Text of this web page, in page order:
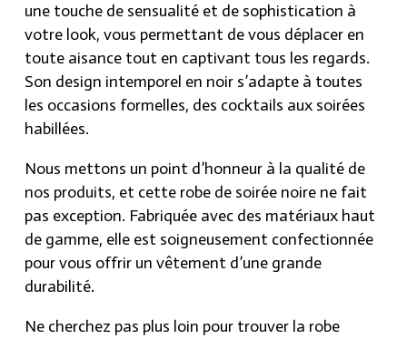
une touche de sensualité et de sophistication à
votre look, vous permettant de vous déplacer en
toute aisance tout en captivant tous les regards.
Son design intemporel en noir s’adapte à toutes
les occasions formelles, des cocktails aux soirées
habillées.
Nous mettons un point d’honneur à la qualité de
nos produits, et cette robe de soirée noire ne fait
pas exception. Fabriquée avec des matériaux haut
de gamme, elle est soigneusement confectionnée
pour vous offrir un vêtement d’une grande
durabilité.
Ne cherchez pas plus loin pour trouver la robe